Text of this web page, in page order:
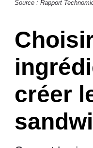
Source : Rapport
créer